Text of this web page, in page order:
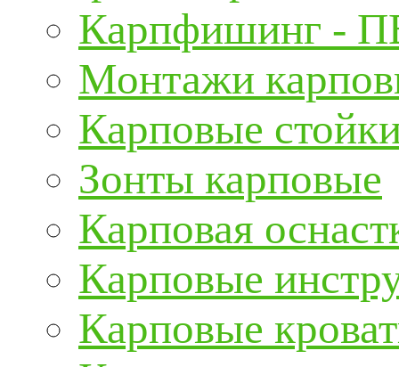
Карпфишинг -
Монтажи
Карповые
Зонты карповые
Карповая
Карповые
Карповые